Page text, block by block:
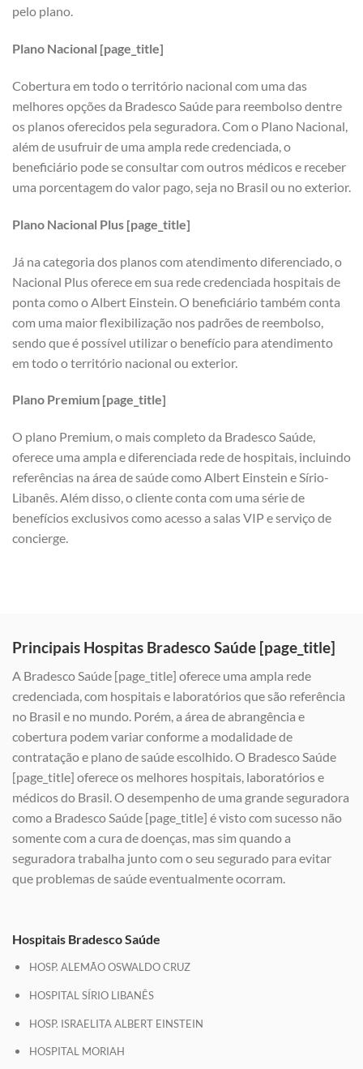
pelo plano.
Plano Nacional [page_title]
Cobertura em todo o território nacional com uma das
melhores opções da Bradesco Saúde para reembolso dentre
os planos oferecidos pela seguradora. Com o Plano Nacional,
além de usufruir de uma ampla rede credenciada, o
beneficiário pode se consultar com outros médicos e receber
uma porcentagem do valor pago, seja no Brasil ou no exterior.
Plano Nacional Plus [page_title]
Já na categoria dos planos com atendimento diferenciado, o
Nacional Plus oferece em sua rede credenciada hospitais de
ponta como o Albert Einstein. O beneficiário também conta
com uma maior flexibilização nos padrões de reembolso,
sendo que é possível utilizar o benefício para atendimento
em todo o território nacional ou exterior.
Plano Premium [page_title]
O plano Premium, o mais completo da Bradesco Saúde,
oferece uma ampla e diferenciada rede de hospitais, incluindo
referências na área de saúde como Albert Einstein e Sírio-
Libanês. Além disso, o cliente conta com uma série de
benefícios exclusivos como acesso a salas VIP e serviço de
concierge.
Principais Hospitas Bradesco Saúde [page_title]
A Bradesco Saúde [page_title] oferece uma ampla rede
credenciada, com hospitais e laboratórios que são referência
no Brasil e no mundo. Porém, a área de abrangência e
cobertura podem variar conforme a modalidade de
contratação e plano de saúde escolhido. O Bradesco Saúde
[page_title] oferece os melhores hospitais, laboratórios e
médicos do Brasil. O desempenho de uma grande seguradora
como a Bradesco Saúde [page_title] é visto com sucesso não
somente com a cura de doenças, mas sim quando a
seguradora trabalha junto com o seu segurado para evitar
que problemas de saúde eventualmente ocorram.
Hospitais Bradesco Saúde
HOSP. ALEMÃO OSWALDO CRUZ
HOSPITAL SÍRIO LIBANÊS
HOSP. ISRAELITA ALBERT EINSTEIN
HOSPITAL MORIAH